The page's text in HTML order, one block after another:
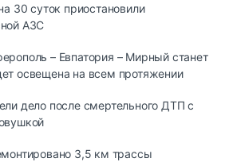
30 суток приостановили
АЗС
– Евпатория – Мирный станет
освещена на всем протяжении
дело после смертельного ДТП с
3,5 км трассы